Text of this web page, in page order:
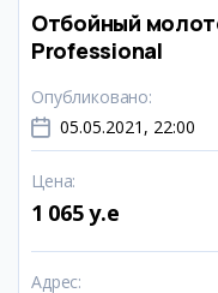
Отбойный
Professional
Опубликовано:
05.05.2021, 22:00
Цена:
1 065 y.e
Адрес: